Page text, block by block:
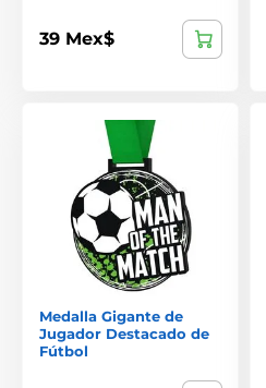
39 Mex$
Medalla Gigante de
Jugador Destacado de
Fútbol